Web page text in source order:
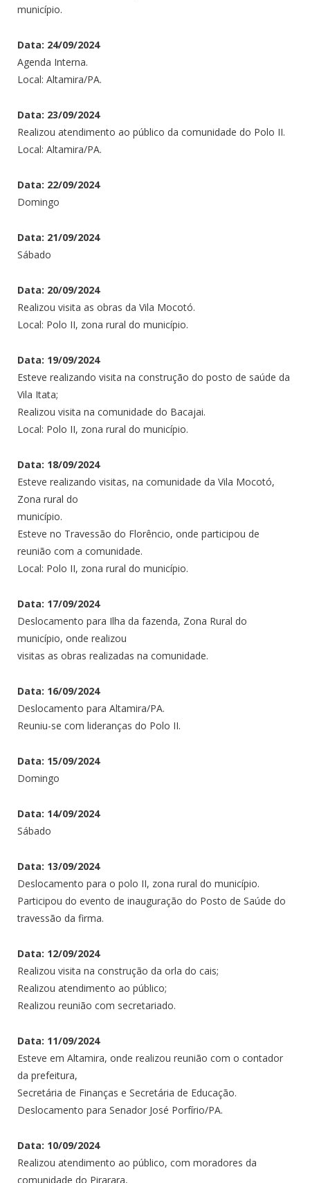
município.
Data: 24/09/2024
Agenda Interna.
Local: Altamira/PA.
Data: 23/09/2024
Realizou atendimento ao público da comunidade do Polo II.
Local: Altamira/PA.
Data: 22/09/2024
Domingo
Data: 21/09/2024
Sábado
Data: 20/09/2024
Realizou visita as obras da Vila Mocotó.
Local: Polo II, zona rural do município.
Data: 19/09/2024
Esteve realizando visita na construção do posto de saúde da
Vila Itata;
Realizou visita na comunidade do Bacajai.
Local: Polo II, zona rural do município.
Data: 18/09/2024
Esteve realizando visitas, na comunidade da Vila Mocotó,
Zona rural do
município.
Esteve no Travessão do Florêncio, onde participou de
reunião com a comunidade.
Local: Polo II, zona rural do município.
Data: 17/09/2024
Deslocamento para Ilha da fazenda, Zona Rural do
município, onde realizou
visitas as obras realizadas na comunidade.
Data: 16/09/2024
Deslocamento para Altamira/PA.
Reuniu-se com lideranças do Polo II.
Data: 15/09/2024
Domingo
Data: 14/09/2024
Sábado
Data: 13/09/2024
Deslocamento para o polo II, zona rural do município.
Participou do evento de inauguração do Posto de Saúde do
travessão da firma.
Data: 12/09/2024
Realizou visita na construção da orla do cais;
Realizou atendimento ao público;
Realizou reunião com secretariado.
Data: 11/09/2024
Esteve em Altamira, onde realizou reunião com o contador
da prefeitura,
Secretária de Finanças e Secretária de Educação.
Deslocamento para Senador José Porfírio/PA.
Data: 10/09/2024
Realizou atendimento ao público, com moradores da
comunidade do Pirarara,